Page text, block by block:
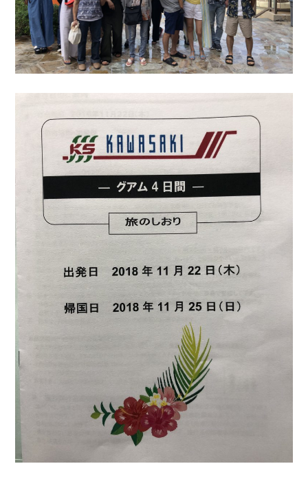
事業紹介
設備紹介
採用情報
新着情報
お問い合わせ